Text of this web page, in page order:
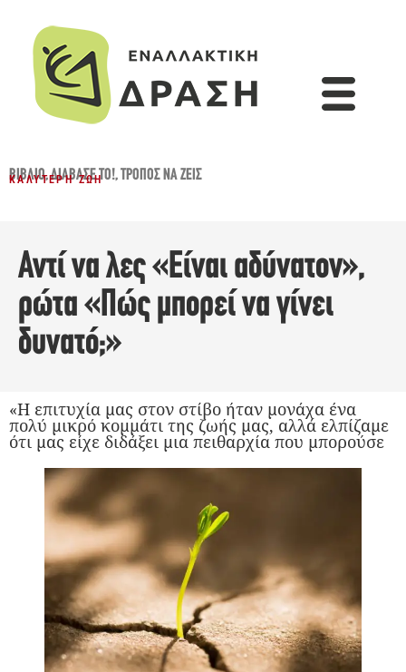
ΒΙΒΛΊΟ,ΔΙΆΒΑΣΈ ΤΟ!,ΤΡΌΠΟΣ ΝΑ ΖΕΙΣ
ΚΑΛΎΤΕΡΗ ΖΩΉ
Αντί να λες «Είναι αδύνατον»,
ρώτα «Πώς μπορεί να γίνει
δυνατό;»
«Η επιτυχία μας στον στίβο ήταν μονάχα ένα
πολύ μικρό κομμάτι της ζωής μας, αλλά ελπίζαμε
ότι μας είχε διδάξει μια πειθαρχία που μπορούσε